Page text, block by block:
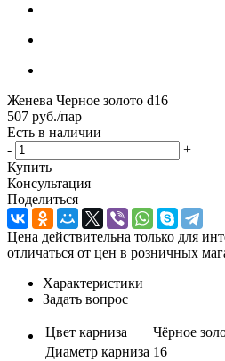
Женева Черное золото d16
507 руб./пар
Есть в наличии
-
+
Купить
Консультация
Поделиться
Цена действительна только для
отличаться от цен в розничных
Характеристики
Задать вопрос
Цвет карниза
Чёрное
Диаметр карниза 16